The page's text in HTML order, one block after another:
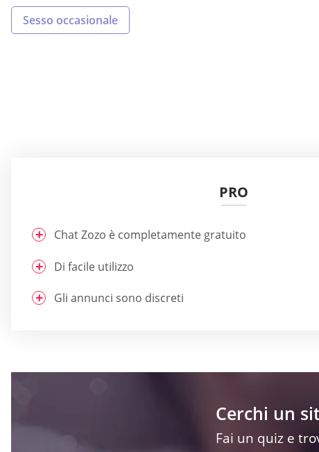
Sesso occasionale
PRO
Chat Zozo è completamente gratuito
Di facile utilizzo
Gli annunci sono discreti
Cerchi un
Fai un quiz e